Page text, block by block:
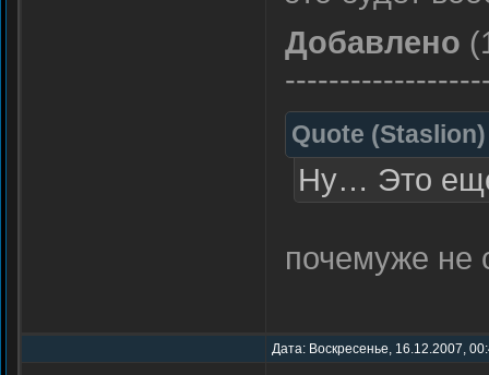
Добавлено
Quote (Staslion)
Ну… Это
почемуже не
Дата: Воскресенье, 16.12.2007,